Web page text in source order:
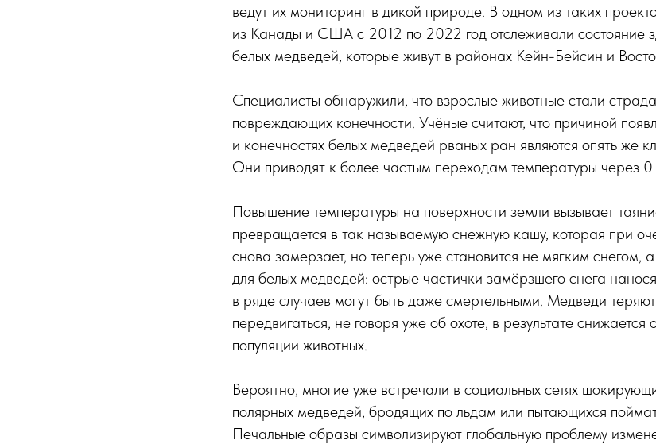
ведут их мониторинг в дикой природе. В одном из таких
из Канады и США с 2012 по 2022 год отслеживали состояние
белых медведей, которые живут в районах Кейн-Бейсин и
Специалисты обнаружили, что взрослые животные стали
повреждающих конечности. Учёные считают, что причиной
и конечностях белых медведей рваных ран являются опять же
Они приводят к более частым переходам температуры через 0
Повышение температуры на поверхности земли вызывает
превращается в так называемую снежную кашу, которая при
снова замерзает, но теперь уже становится не мягким
для белых медведей: острые частички замёрзшего снега
в ряде случаев могут быть даже смертельными. Медведи
передвигаться, не говоря уже об охоте, в результате
популяции животных.
Вероятно, многие уже встречали в социальных сетях
полярных медведей, бродящих по льдам или пытающихся
Печальные образы символизируют глобальную проблему